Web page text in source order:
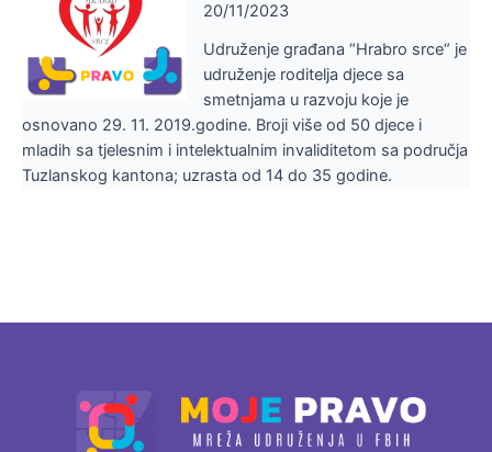
20/11/2023
Udruženje građana “Hrabro srce“ je
udruženje roditelja djece sa
smetnjama u razvoju koje je
osnovano 29. 11. 2019.godine. Broji više od 50 djece i
mladih sa tjelesnim i intelektualnim invaliditetom sa područja
Tuzlanskog kantona; uzrasta od 14 do 35 godine.